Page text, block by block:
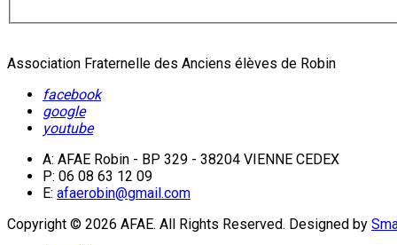
Association Fraternelle des Anciens élèves de Robin
facebook
google
youtube
A: AFAE Robin - BP 329 - 38204 VIENNE CEDEX
P: 06 08 63 12 09
E: afaerobin@gmail.com
Copyright © 2026 AFAE. All Rights Reserved. Designed by